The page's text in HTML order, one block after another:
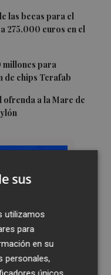
las becas para el
275.000 euros en el
millones para
de chips Terafab
a la Mare de
sus
utilizamos
para
en su
personales,